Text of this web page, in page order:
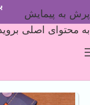
پرش به پیمایش
به محتوای اصلی